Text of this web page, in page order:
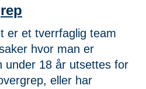
er et tverrfaglig team
hvor man er
under 18 år utsettes for
eller har